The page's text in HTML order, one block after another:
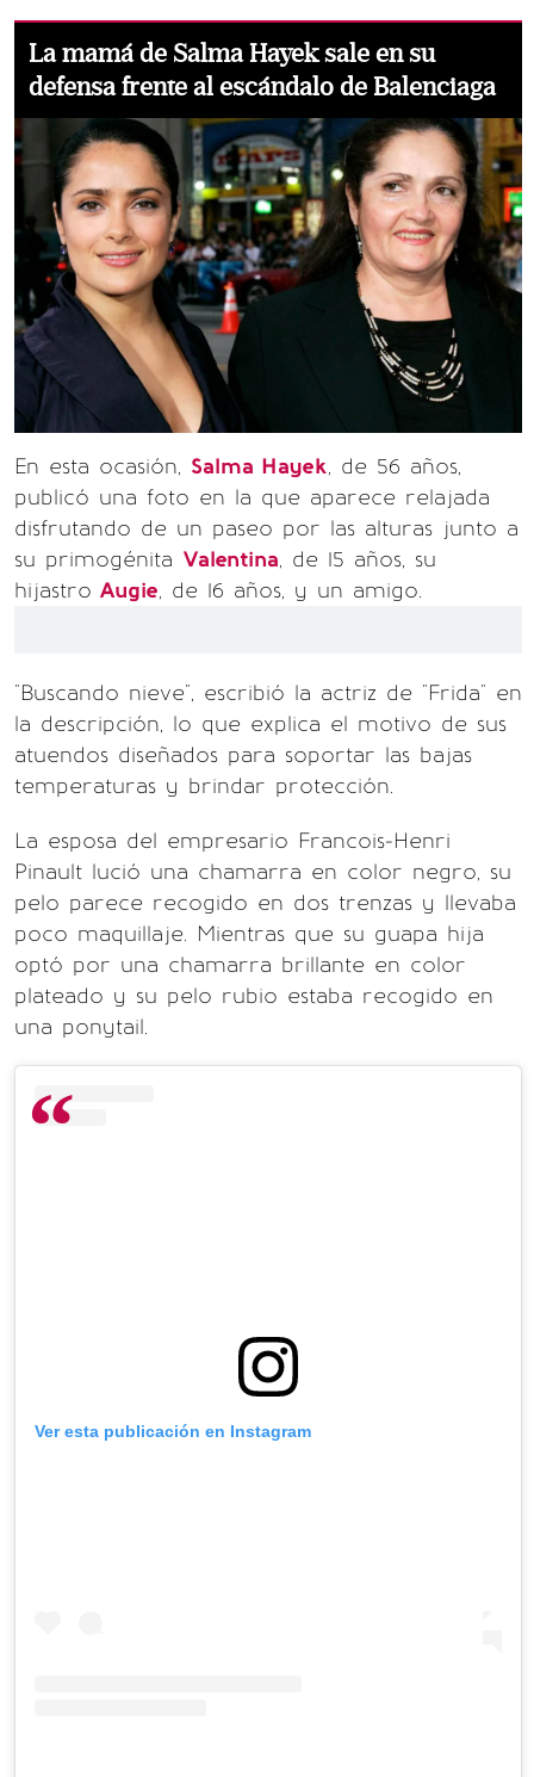
La mamá de Salma Hayek sale en su
defensa frente al escándalo de Balenciaga
En esta ocasión, Salma Hayek, de 56 años,
publicó una foto en la que aparece relajada
disfrutando de un paseo por las alturas junto a
su primogénita Valentina, de 15 años, su
hijastro Augie, de 16 años, y un amigo.
"Buscando nieve", escribió la actriz de "Frida" en
la descripción, lo que explica el motivo de sus
atuendos diseñados para soportar las bajas
temperaturas y brindar protección.
La esposa del empresario Francois-Henri
Pinault lució una chamarra en color negro, su
pelo parece recogido en dos trenzas y llevaba
poco maquillaje. Mientras que su guapa hija
optó por una chamarra brillante en color
plateado y su pelo rubio estaba recogido en
una ponytail.
Ver esta publicación en Instagram